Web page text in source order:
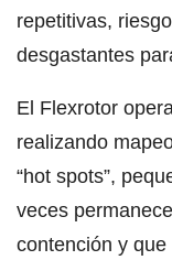
repetitivas,
desgastantes
El Flexrotor
realizando
“hot spots”,
veces
contención y